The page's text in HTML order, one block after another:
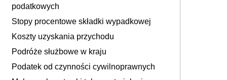
podatkowych
Stopy procentowe składki wypadkowej
Koszty uzyskania przychodu
Podróże służbowe w kraju
Podatek od czynności cywilnoprawnych